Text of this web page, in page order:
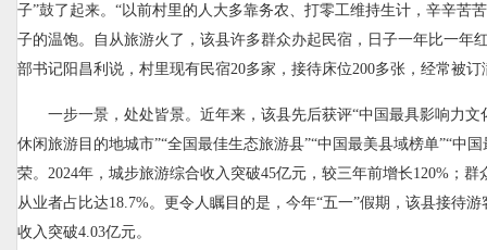
子”鼓了起来。“以前村里的人大多靠务农、打零工维持生计，辛辛苦
子的温饱。自从旅游火了，该县许多群众办起民宿，日子一年比一年
部书记阳昌利说，村里现有民宿20多家，接待床位200多张，经常被订
一步一景，处处皆景。近年来，该县先后获评“中国最具影响力文
休闲旅游目的地城市”“全国最佳生态旅游县”“中国最美县域榜单”“中
荣。2024年，城步旅游综合收入突破45亿元，较三年前增长120%；
从业者占比达18.7%。更令人瞩目的是，今年“五一”假期，该县接待
收入突破4.03亿元。